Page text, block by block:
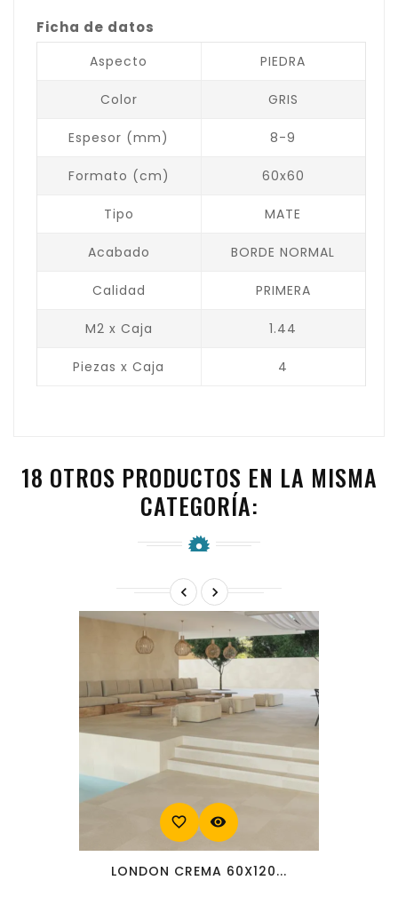
Ficha de datos
Aspecto PIEDRA
Color GRIS
Espesor (mm) 8-9
Formato (cm) 60x60
Tipo MATE
Acabado BORDE NORMAL
Calidad PRIMERA
M2 x Caja 1.44
Piezas x Caja 4
18 OTROS PRODUCTOS EN LA MISMA
CATEGORÍA:
 
favorite_border visibility
LONDON CREMA 60X120...